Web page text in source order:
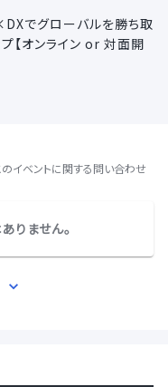
でグローバルを勝ち取
【オンライン or 対面開
のイベントに関する問い合わせ
りません。